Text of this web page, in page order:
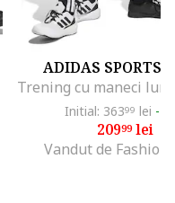
ADIDAS
Initial: 36399 lei -
20999lei
Vandut de Fashion